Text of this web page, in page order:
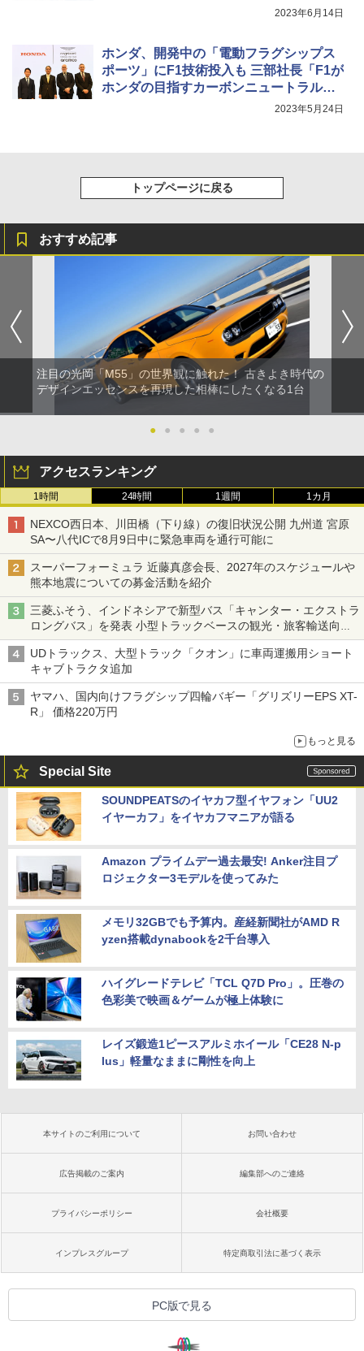
入、2028年ごろFAA型式証明取得を目指
2023年6月14日
ホンダ、開発中の「電動フラグシップス
ポーツ」にF1技術投入も 三部社長「F1が
ホンダの目指すカーボンニュートラルの
2023年5月24日
トップページに戻る
おすすめ記事
注目の光岡「M55」の世界観に触れた！ 古きよき時代の
デザインエッセンスを再現した相棒にしたくなる1台
● ● ● ● ●
アクセスランキング
1時間 24時間 1週間 1カ月
NEXCO西日本、川田橋（下り線）の復旧状況公開 九州道 宮原
SA〜八代ICで8月9日中に緊急車両を通行可能に
スーパーフォーミュラ 近藤真彦会長、2027年のスケジュールや
熊本地震についての募金活動を紹介
三菱ふそう、インドネシアで新型バス「キャンター・エクストラ
ロングバス」を発表 小型トラックベースの観光・旅客輸送向け
バス
UDトラックス、大型トラック「クオン」に車両運搬用ショート
キャブトラクタ追加
ヤマハ、国内向けフラグシップ四輪バギー「グリズリーEPS XT-
R」 価格220万円
もっと見る
Special Site
SOUNDPEATSのイヤカフ型イヤフォン「UU2
イヤーカフ」をイヤカフマニアが語る
Amazon プライムデー過去最安! Anker注目プ
ロジェクター3モデルを使ってみた
メモリ32GBでも予算内。産経新聞社がAMD R
yzen搭載dynabookを2千台導入
ハイグレードテレビ「TCL Q7D Pro」。圧巻の
色彩美で映画＆ゲームが極上体験に
レイズ鍛造1ピースアルミホイール「CE28 N-p
lus」軽量なままに剛性を向上
本サイトのご利用について お問い合わせ
広告掲載のご案内 編集部へのご連絡
プライバシーポリシー 会社概要
インプレスグループ 特定商取引法に基づく表示
PC版で見る